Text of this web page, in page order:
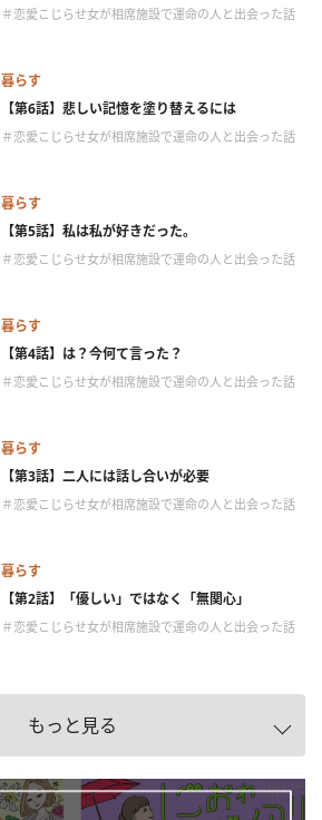
＃恋愛こじらせ女が相席施設で運命の人と出会った話
暮らす
【第6話】悲しい記憶を塗り替えるには
＃恋愛こじらせ女が相席施設で運命の人と出会った話
暮らす
【第5話】私は私が好きだった。
＃恋愛こじらせ女が相席施設で運命の人と出会った話
暮らす
【第4話】は？今何て言った？
＃恋愛こじらせ女が相席施設で運命の人と出会った話
暮らす
【第3話】二人には話し合いが必要
＃恋愛こじらせ女が相席施設で運命の人と出会った話
暮らす
【第2話】「優しい」ではなく「無関心」
＃恋愛こじらせ女が相席施設で運命の人と出会った話
もっと見る